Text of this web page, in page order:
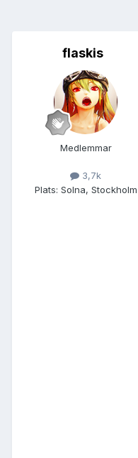
flaskis
Medlemmar
3,7k
Plats: Solna, Stockholm